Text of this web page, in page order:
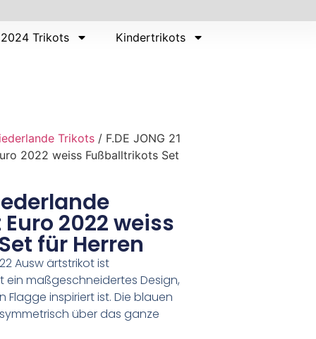
Trikots Kindertrikots
Trikots / F.DE JONG 21
2022 weiss Fußballtrikots Set
2022 weiss
für Herren
Ausw ärtstrikot ist
maßgeschneidertes Design,
inspiriert ist. Die blauen
über das ganze